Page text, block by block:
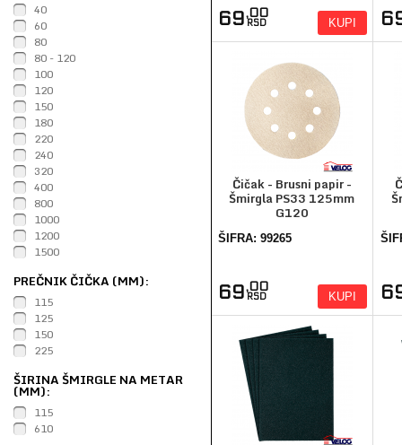
40
60
80
80 - 120
100
120
150
180
220
240
320
400
800
1000
1200
1500
PREČNIK ČIČKA (MM):
115
125
150
225
ŠIRINA ŠMIRGLE NA METAR
(MM):
115
610
69,00
RSD KUPI
Čičak - Brusni papir -
Šmirgla PS33 125mm
G120
ŠIFRA: 99265
69,00
RSD KUPI